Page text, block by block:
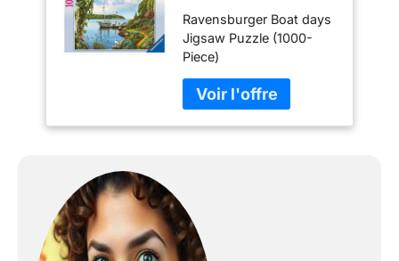
Ravensburger Boat days
Jigsaw Puzzle (1000-
Piece)